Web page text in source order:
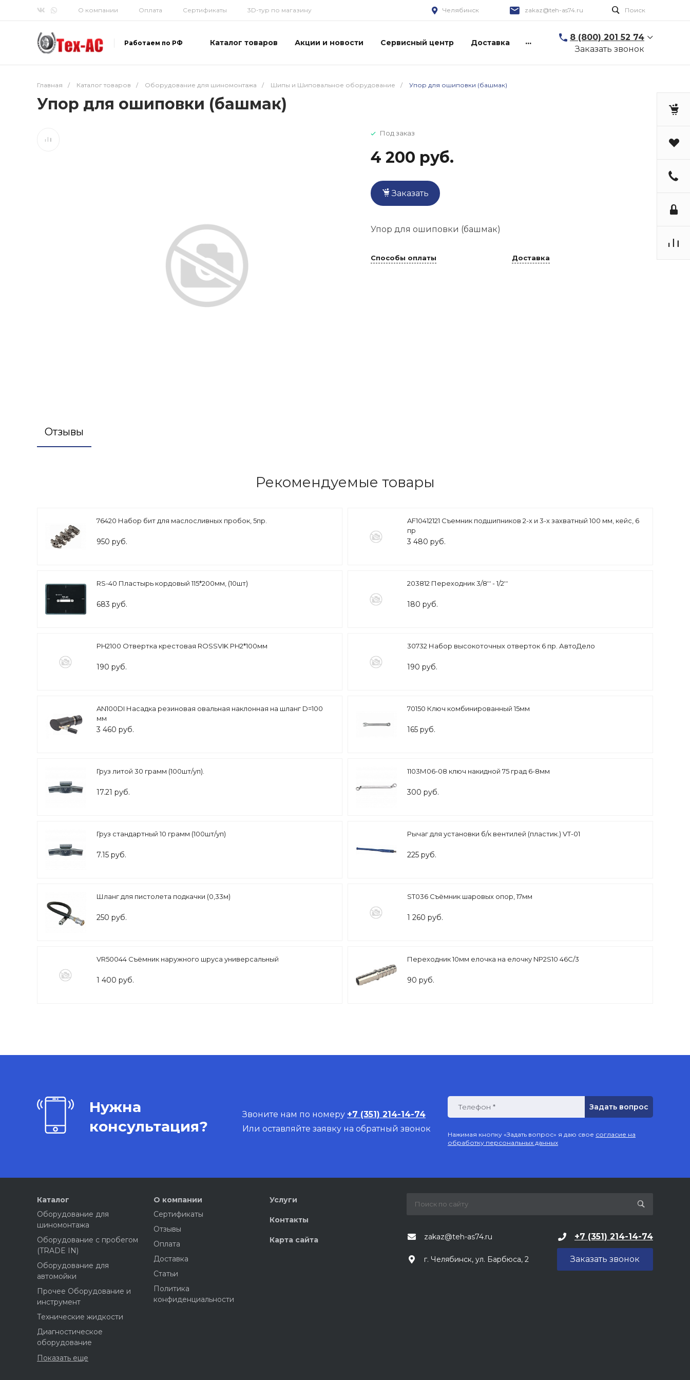
О компании Оплата Сертификаты 3D-тур по магазину Челябинск zakaz@teh-as74.ru Поиск
Работаем по РФ Каталог товаров Акции и новости Сервисный центр Доставка ...
8 (800) 201 52 74
Заказать звонок
Главная / Каталог товаров / Оборудование для шиномонтажа / Шипы и Шиповальное оборудование / Упор для ошиповки (башмак)
Упор для ошиповки (башмак)
Под заказ
4 200 руб.
Заказать
Упор для ошиповки (башмак)
Способы оплаты Доставка
Отзывы
Рекомендуемые товары
76420 Набор бит для маслосливных пробок, 5пр.
950 руб.
AF10412121 Съемник подшипников 2-х и 3-х захватный 100 мм, кейс, 6
пр
3 480 руб.
RS-40 Пластырь кордовый 115*200мм, (10шт)
683 руб.
203812 Переходник 3/8'' - 1/2''
180 руб.
PH2100 Отвертка крестовая ROSSVIK PH2*100мм
190 руб.
30732 Набор высокоточных отверток 6 пр. АвтоДело
190 руб.
AN100DI Насадка резиновая овальная наклонная на шланг D=100
мм
3 460 руб.
70150 Ключ комбинированный 15мм
165 руб.
Груз литой 30 грамм (100шт/уп).
17.21 руб.
1103М06-08 ключ накидной 75 град 6-8мм
300 руб.
Груз стандартный 10 грамм (100шт/уп)
7.15 руб.
Рычаг для установки б/к вентилей (пластик.) VT-01
225 руб.
Шланг для пистолета подкачки (0,33м)
250 руб.
ST036 Съёмник шаровых опор, 17мм
1 260 руб.
VR50044 Съёмник наружного шруса универсальный
1 400 руб.
Переходник 10мм елочка на елочку NP2S10 46С/3
90 руб.
Нужна
консультация?
Звоните нам по номеру +7 (351) 214-14-74
Или оставляйте заявку на обратный звонок
Телефон *
Нажимая кнопку «Задать вопрос» я даю свое согласие на
обработку персональных данных
Каталог
Оборудование для
шиномонтажа
Оборудование с пробегом
(TRADE IN)
Оборудование для
автомойки
Прочее Оборудование и
инструмент
Технические жидкости
Диагностическое
оборудование
Показать еще
О компании
Сертификаты
Отзывы
Оплата
Доставка
Статьи
Политика
конфиденциальности
Услуги
Контакты
Карта сайта zakaz@teh-as74.ru +7 (351) 214-14-74
г. Челябинск, ул. Барбюса, 2 Заказать звонок